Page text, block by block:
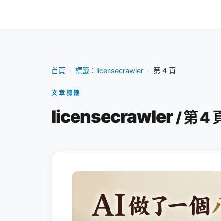
首頁 › 標籤：licensecrawler › 第 4 頁
文章標籤
licensecrawler/ 第 4